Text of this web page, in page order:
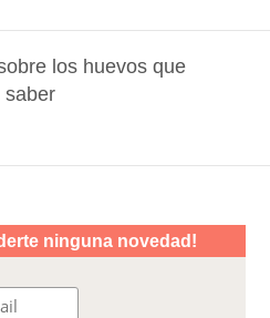
los huevos que
saber